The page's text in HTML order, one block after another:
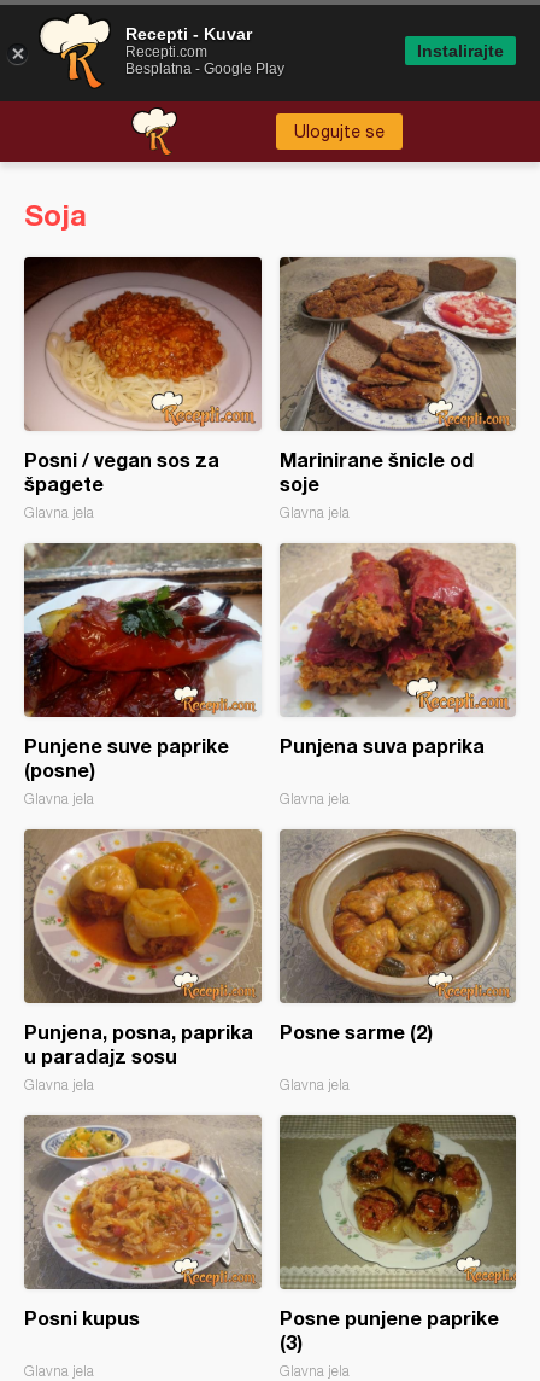
Ulogujte se
Soja
Posni / vegan sos za
špagete
Glavna jela
Marinirane šnicle od
soje
Glavna jela
Punjene suve paprike
(posne)
Glavna jela
Punjena suva paprika
Glavna jela
Punjena, posna, paprika
u paradajz sosu
Glavna jela
Posne sarme (2)
Glavna jela
Posni kupus
Glavna jela
Posne punjene paprike
(3)
Glavna jela
Recepti - Kuvar
Recepti.com
Besplatna - Google Play
Instalirajte